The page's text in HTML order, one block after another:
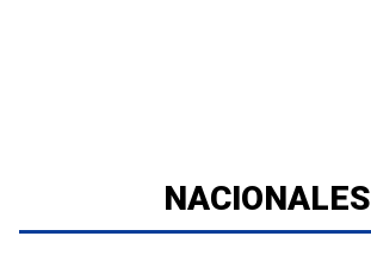
NACIONALES